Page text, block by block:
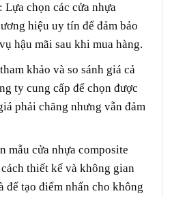
Lựa chọn các cửa nhựa
hiệu uy tín để đảm bảo
hậu mãi sau khi mua hàng.
khảo và so sánh giá cả
ty cung cấp để chọn được
phải chăng nhưng vẫn đảm
mẫu cửa nhựa composite
thiết kế và không gian
để tạo điểm nhấn cho không